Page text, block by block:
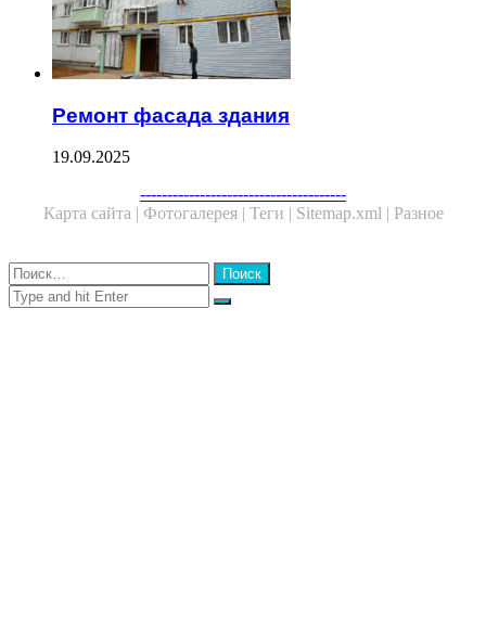
Ремонт фасада здания
19.09.2025
--------------------------------------
Карта сайта | Фотогалерея | Теги | Sitemap.xml | Разное
Close
Найти:
Close
Search